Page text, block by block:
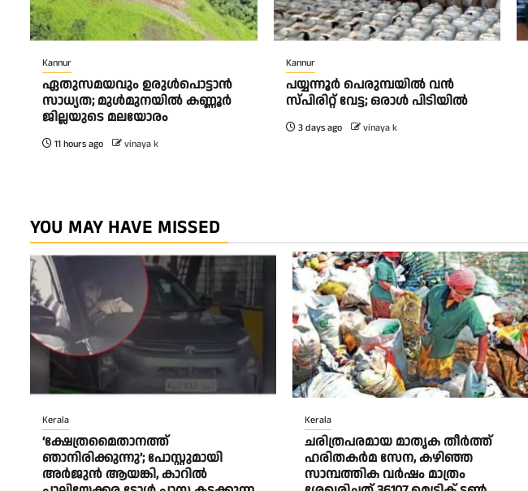
Kannur
ഏതുസമയവും ഉരുൾപൊട്ടാൻ
സാധ്യത; മുൾമുനയിൽ കണ്ണൂർ
ജില്ലയുടെ മലയോരം
11 hours ago vinaya k
Kannur
പയ്യന്നൂർ പെരുമ്പയിൽ വൻ
സ്‌പിരിറ്റ് വേട്ട; ഒരാൾ പിടിയിൽ
3 days ago vinaya k
YOU MAY HAVE MISSED
Kerala
‘ക്ഷേത്രമൈതാനത്ത്
ഞാനിരിക്കുന്നു’; പോസ്റ്റുമായി
അർജുൻ ആയങ്കി, കാറിൽ
Kerala
ചരിത്രപരമായ മാതൃക തീര്‍ത്ത്
ഹരിതകര്‍മ സേന, കഴിഞ്ഞ
സാമ്പത്തിക വര്‍ഷം മാത്രം